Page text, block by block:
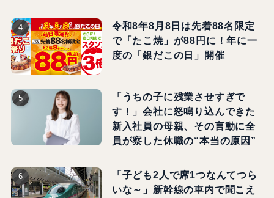
令和8年8月8日は先着88名限定
で「たこ焼」が88円に！年に一
度の「銀だこの日」開催
「うちの子に残業させすぎで
す！」会社に怒鳴り込んできた
新入社員の母親、その言動に全
員が察した休職の“本当の原因”
「子ども2人で席1つなんてつら
いな～」新幹線の車内で聞こえ